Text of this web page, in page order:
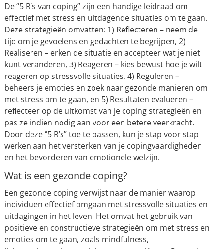
De “5 R’s van coping” zijn een handige leidraad om
effectief met stress en uitdagende situaties om te gaan.
Deze strategieën omvatten: 1) Reflecteren – neem de
tijd om je gevoelens en gedachten te begrijpen, 2)
Realiseren – erken de situatie en accepteer wat je niet
kunt veranderen, 3) Reageren – kies bewust hoe je wilt
reageren op stressvolle situaties, 4) Reguleren –
beheers je emoties en zoek naar gezonde manieren om
met stress om te gaan, en 5) Resultaten evalueren –
reflecteer op de uitkomst van je coping strategieën en
pas ze indien nodig aan voor een betere veerkracht.
Door deze “5 R’s” toe te passen, kun je stap voor stap
werken aan het versterken van je copingvaardigheden
en het bevorderen van emotionele welzijn.
Wat is een gezonde coping?
Een gezonde coping verwijst naar de manier waarop
individuen effectief omgaan met stressvolle situaties en
uitdagingen in het leven. Het omvat het gebruik van
positieve en constructieve strategieën om met stress en
emoties om te gaan, zoals mindfulness,